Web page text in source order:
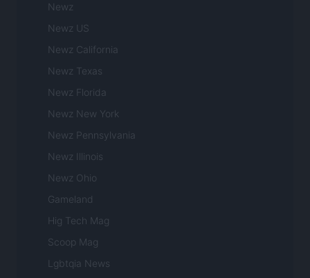
Newz
Newz US
Newz California
Newz Texas
Newz Florida
Newz New York
Newz Pennsylvania
Newz Illinois
Newz Ohio
Gameland
Hig Tech Mag
Scoop Mag
Lgbtqia News